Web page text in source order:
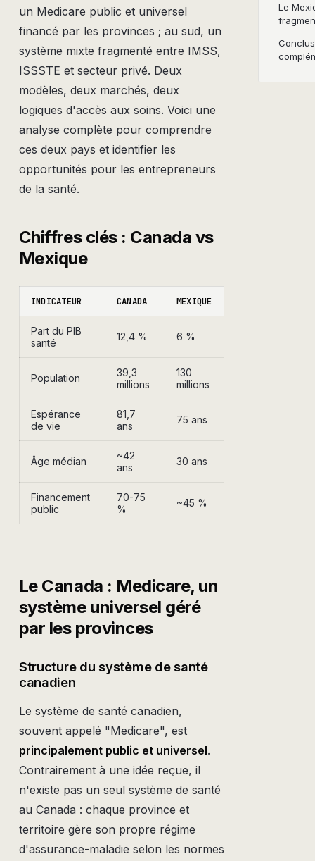
un Medicare public et universel
financé par les provinces ; au sud, un
système mixte fragmenté entre IMSS,
ISSSTE et secteur privé. Deux
modèles, deux marchés, deux
logiques d'accès aux soins. Voici une
analyse complète pour comprendre
ces deux pays et identifier les
opportunités pour les entrepreneurs
de la santé.
Chiffres clés : Canada vs
Mexique
INDICATEUR CANADA MEXIQUE
Part du PIB
santé
12,4 % 6 %
Population
39,3
millions
130
millions
Espérance
de vie
81,7
ans
75 ans
Âge médian
~42
ans
30 ans
Financement
public
70-75
%
~45 %
Le Canada : Medicare, un
système universel géré
par les provinces
Structure du système de santé
canadien
Le système de santé canadien,
souvent appelé "Medicare", est
principalement public et universel.
Contrairement à une idée reçue, il
n'existe pas un seul système de santé
au Canada : chaque province et
territoire gère son propre régime
d'assurance-maladie selon les normes
Le